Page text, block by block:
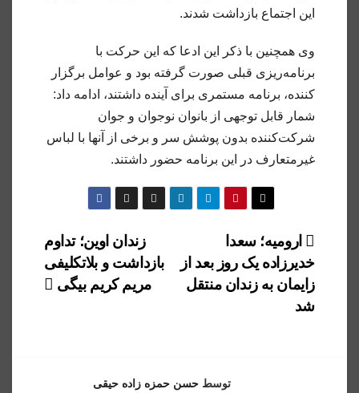
این اجتماع بازداشت شدند.
وی همچنین با ذکر این ادعا که این حرکت با
برنامه‌ریزی قبلی صورت گرفته بود و عوامل برگزار
کننده، برنامه مستمری برای آینده داشتند، ادامه داد:
شمار قابل توجهی از بانوان نوجوان و جوان
شرکت‌کننده بدون پوشش سر و برخی از آنها با لباس
غیرمتعارف در این برنامه حضور داشتند.
راهبری
نوشته
زندان اوین؛ تداوم
بازداشت و بلاتکلیفی
مریم کریم بیگی
ارومیه؛ سعدا
خدیرزاده یک روز بعد از
زایمان به زندان منتقل
شد
توسط حسن حمزه زاده حیقی